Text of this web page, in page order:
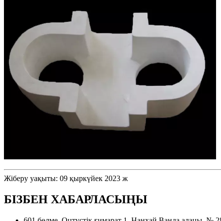
Жіберу уақыты: 09 қыркүйек 2023 ж
БІЗБЕН ХАБАРЛАСЫҢЫ